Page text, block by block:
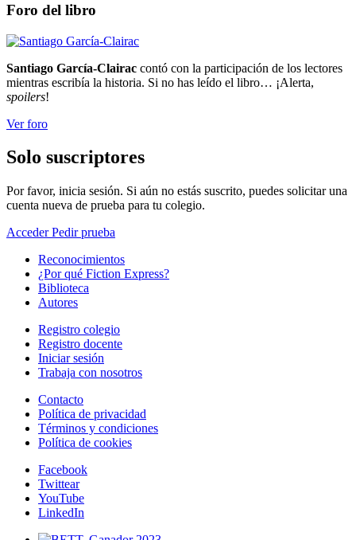
Foro del libro
Santiago García-Clairac contó con la participación de los lectores
mientras escribía la historia. Si no has leído el libro… ¡Alerta,
spoilers!
Ver foro
Solo suscriptores
Por favor, inicia sesión. Si aún no estás suscrito, puedes solicitar una
cuenta nueva de prueba para tu colegio.
AccederPedir prueba
Reconocimientos
¿Por qué Fiction Express?
Biblioteca
Autores
Registro colegio
Registro docente
Iniciar sesión
Trabaja con nosotros
Contacto
Política de privacidad
Términos y condiciones
Política de cookies
Facebook
Twittear
YouTube
LinkedIn